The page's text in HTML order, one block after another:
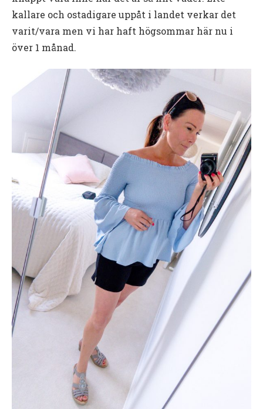
kallare och ostadigare uppåt i landet verkar det
varit/vara men vi har haft högsommar här nu i
över 1 månad.